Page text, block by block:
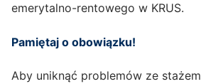
emerytalno-rentowego w KRUS.
Pamiętaj o obowiązku!
Aby uniknąć problemów ze stażem